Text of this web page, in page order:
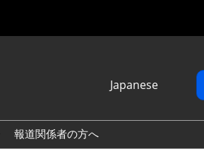
Japanese
English
繁體中文
報道関係者の方へ